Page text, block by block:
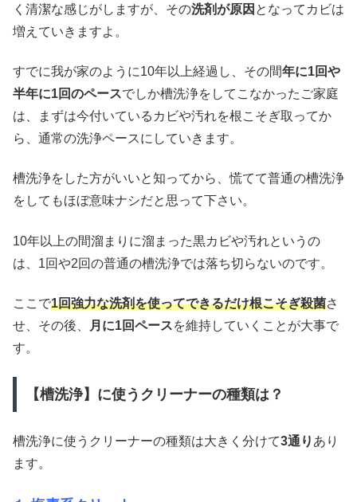
く清潔な感じがしますが、その洗剤が原因 となってカビは
増えていきますよ。
すでに我が家のように10年以上経過し、その間年に1回や
半年に1回のペースでしか槽洗浄をしてこなかったご家庭
は、まずは今付いているカビや汚れを根こそぎ取ってか
ら、通常の洗浄ペースにしていきます。
槽洗浄をした方がいいと知ってから、慌てて普通の槽洗浄
をしてもほぼ意味ナシだと思って下さい。
10年以上の間溜まりに溜まった黒カビや汚れというの
は、1回や2回の普通の槽洗浄では落ち切らないのです。
ここで1回強力な洗剤を使ってできるだけ根こそぎ殺菌さ
せ、その後、
月に1回ペースを維持していくことが大事で
す。
【槽洗浄】に使うクリーナーの種類は？
槽洗浄に使うクリーナーの種類は大きく分けて3通り あり
ます。